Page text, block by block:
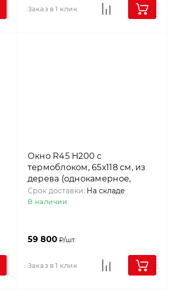
Заказ в 1 клик
Окно R45 Н200 с
термоблоком, 65х118 см, из
дерева (однокамерное,
среднеповоротное), Roto
Срок доставки: На складе
В наличии
59 800₽/шт.
Заказ в 1 клик